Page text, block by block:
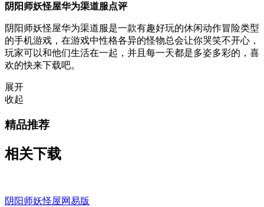
阴阳师妖怪屋华为渠道服点评
阴阳师妖怪屋华为渠道服是一款有趣好玩的休闲动作冒险类型
的手机游戏，在游戏中性格各异的怪物总会让你哭笑不开心，
玩家可以和他们生活在一起，并且每一天都是多姿多彩的，喜
欢的快来下载吧。
展开
收起
精品推荐
相关下载
阴阳师妖怪屋网易版